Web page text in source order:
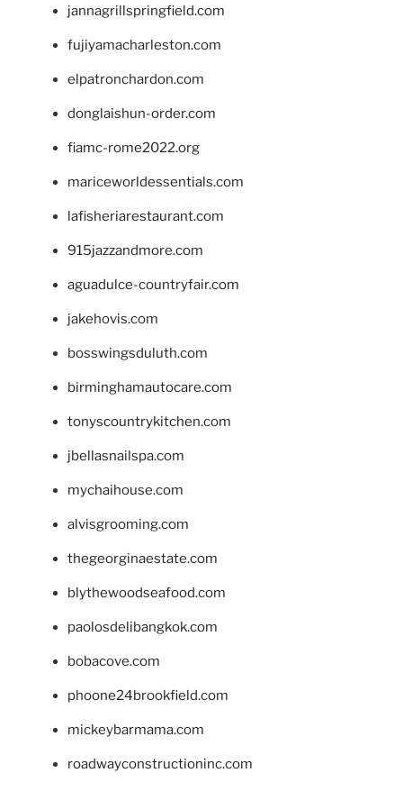
jannagrillspringfield.com
fujiyamacharleston.com
elpatronchardon.com
donglaishun-order.com
fiamc-rome2022.org
mariceworldessentials.com
lafisheriarestaurant.com
915jazzandmore.com
aguadulce-countryfair.com
jakehovis.com
bosswingsduluth.com
birminghamautocare.com
tonyscountrykitchen.com
jbellasnailspa.com
mychaihouse.com
alvisgrooming.com
thegeorginaestate.com
blythewoodseafood.com
paolosdelibangkok.com
bobacove.com
phoone24brookfield.com
mickeybarmama.com
roadwayconstructioninc.com